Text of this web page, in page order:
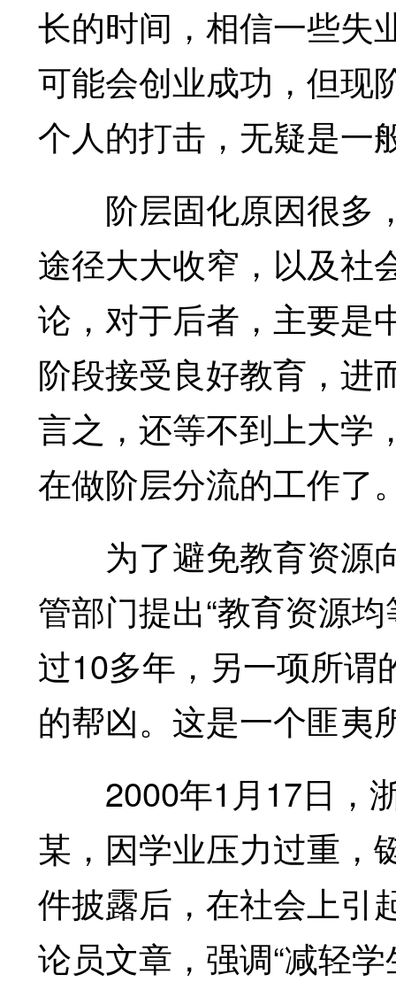
长的时间，相信一些失
可能会创业成功，但现
个人的打击，无疑是一
阶层固化原因很多
途径大大收窄，以及社
论，对于后者，主要是
阶段接受良好教育，进
言之，还等不到上大学
在做阶层分流的工作了
为了避免教育资源
管部门提出“教育资源
过10多年，另一项所
的帮凶。这是一个匪夷
2000年1月17日，浙
某，因学业压力过重，
件披露后，在社会上引
论员文章，强调“减轻